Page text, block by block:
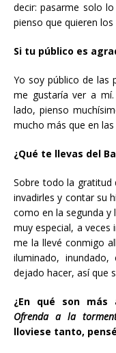
decir: pasarme solo
pienso que quieren los
Si tu público es
Yo soy público de las
me gustaría ver a
lado, pienso
mucho más que en las
¿Qué te llevas del
Sobre todo la gratitud
invadirles y contar su
como en la segunda y
muy especial, a veces
me la llevé conmigo
iluminado,
dejado hacer, así que
¿En qué son más
Ofrenda a la
lloviese tanto,